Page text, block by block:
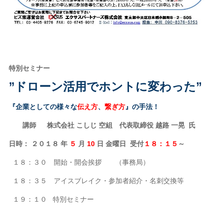
特別セミナー
”ドローン活用でホントに変わった”
『企業としての様々な伝え方、繋ぎ方』の手法！
講師 株式会社 こしじ 空組 代表取締役 越路 一晃 氏
日時： ２０１８ 年 ５ 月 10 日 金曜日 受付１８：１５ ～
１８：３０ 開始・開会挨拶 （事務局）
１８：３５ アイスブレイク・参加者紹介・名刺交換等
１９：１０ 特別セミナー